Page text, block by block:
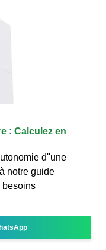
: Calculez en
d''une
notre guide
besoins